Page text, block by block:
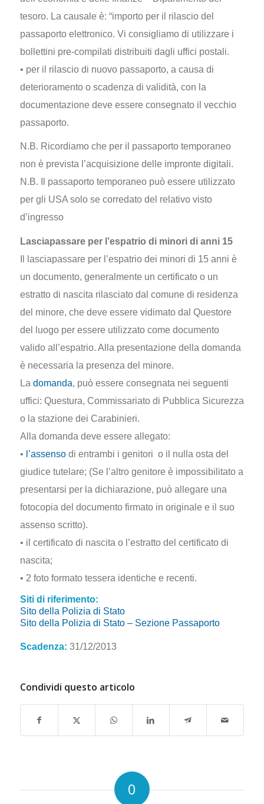
tesoro. La causale è: “importo per il rilascio del
passaporto elettronico. Vi consigliamo di utilizzare i
bollettini pre-compilati distribuiti dagli uffici postali.
• per il rilascio di nuovo passaporto, a causa di
deterioramento o scadenza di validità, con la
documentazione deve essere consegnato il vecchio
passaporto.
N.B. Ricordiamo che per il passaporto temporaneo
non è prevista l’acquisizione delle impronte digitali.
N.B. Il passaporto temporaneo può essere utilizzato
per gli USA solo se corredato del relativo visto
d’ingresso
Lasciapassare per l’espatrio di minori di anni 15
Il lasciapassare per l’espatrio dei minori di 15 anni è
un documento, generalmente un certificato o un
estratto di nascita rilasciato dal comune di residenza
del minore, che deve essere vidimato dal Questore
del luogo per essere utilizzato come documento
valido all’espatrio. Alla presentazione della domanda
è necessaria la presenza del minore.
La domanda, può essere consegnata nei seguenti
uffici: Questura, Commissariato di Pubblica Sicurezza
o la stazione dei Carabinieri.
Alla domanda deve essere allegato:
• l’assenso di entrambi i genitori o il nulla osta del
giudice tutelare; (Se l’altro genitore è impossibilitato a
presentarsi per la dichiarazione, può allegare una
fotocopia del documento firmato in originale e il suo
assenso scritto).
• il certificato di nascita o l’estratto del certificato di
nascita;
• 2 foto formato tessera identiche e recenti.
Siti di riferimento:
Sito della Polizia di Stato
Sito della Polizia di Stato – Sezione Passaporto
Scadenza: 31/12/2013
Condividi questo articolo
0